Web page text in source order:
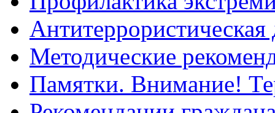
Антитеррористическая
Методические
Памятки. Внимание!